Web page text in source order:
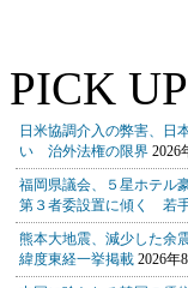
PICK UP